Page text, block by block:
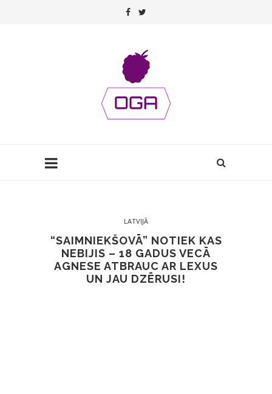
LATVIJĀ
“SAIMNIEKŠOVĀ” NOTIEK KAS
NEBIJIS – 18 GADUS VECĀ
AGNESE ATBRAUC AR LEXUS
UN JAU DZĒRUSI!